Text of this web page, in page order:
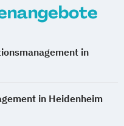
in
in Heidenheim